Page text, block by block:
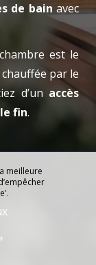
de bain avec
est le
chauffée par le
d’un accès
fin.
meilleure